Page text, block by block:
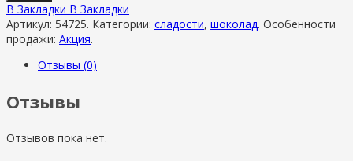
В Закладки В Закладки
Артикул: 54725. Категории: сладости, шоколад. Особенности
продажи: Акция.
Отзывы (0)
Отзывы
Отзывов пока нет.